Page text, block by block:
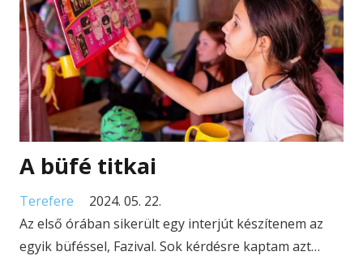
A büfé titkai
Terefere
2024. 05. 22.
Az első órában sikerült egy interjút készítenem az
egyik büféssel, Fazival. Sok kérdésre kaptam azt…